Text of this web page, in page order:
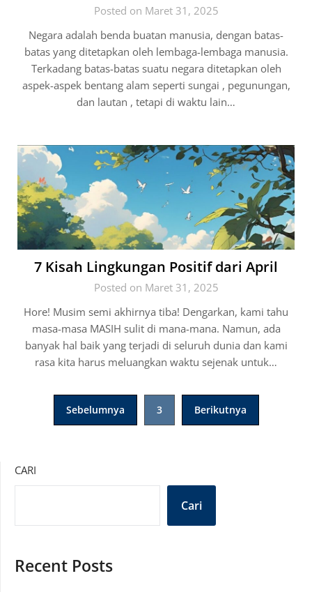
Posted on Maret 31, 2025
Negara adalah benda buatan manusia, dengan batas-
batas yang ditetapkan oleh lembaga-lembaga manusia.
Terkadang batas-batas suatu negara ditetapkan oleh
aspek-aspek bentang alam seperti sungai , pegunungan,
dan lautan , tetapi di waktu lain…
7 Kisah Lingkungan Positif dari April
Posted on Maret 31, 2025
Hore! Musim semi akhirnya tiba! Dengarkan, kami tahu
masa-masa MASIH sulit di mana-mana. Namun, ada
banyak hal baik yang terjadi di seluruh dunia dan kami
rasa kita harus meluangkan waktu sejenak untuk…
Paginasi Sebelumnya 3 Berikutnya
CARI
Cari
Recent Posts